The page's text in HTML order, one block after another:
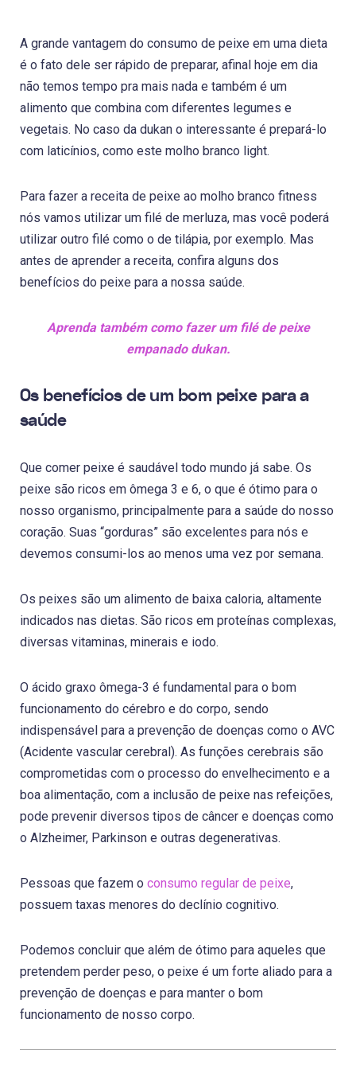
A grande vantagem do consumo de peixe em uma dieta
é o fato dele ser rápido de preparar, afinal hoje em dia
não temos tempo pra mais nada e também é um
alimento que combina com diferentes legumes e
vegetais. No caso da dukan o interessante é prepará-lo
com laticínios, como este molho branco light.
Para fazer a receita de peixe ao molho branco fitness
nós vamos utilizar um filé de merluza, mas você poderá
utilizar outro filé como o de tilápia, por exemplo. Mas
antes de aprender a receita, confira alguns dos
benefícios do peixe para a nossa saúde.
Aprenda também como fazer um filé de peixe
empanado dukan.
Os benefícios de um bom peixe para a
saúde
Que comer peixe é saudável todo mundo já sabe. Os
peixe são ricos em ômega 3 e 6, o que é ótimo para o
nosso organismo, principalmente para a saúde do nosso
coração. Suas “gorduras” são excelentes para nós e
devemos consumi-los ao menos uma vez por semana.
Os peixes são um alimento de baixa caloria, altamente
indicados nas dietas. São ricos em proteínas complexas,
diversas vitaminas, minerais e iodo.
O ácido graxo ômega-3 é fundamental para o bom
funcionamento do cérebro e do corpo, sendo
indispensável para a prevenção de doenças como o AVC
(Acidente vascular cerebral). As funções cerebrais são
comprometidas com o processo do envelhecimento e a
boa alimentação, com a inclusão de peixe nas refeições,
pode prevenir diversos tipos de câncer e doenças como
o Alzheimer, Parkinson e outras degenerativas.
Pessoas que fazem o consumo regular de peixe,
possuem taxas menores do declínio cognitivo.
Podemos concluir que além de ótimo para aqueles que
pretendem perder peso, o peixe é um forte aliado para a
prevenção de doenças e para manter o bom
funcionamento de nosso corpo.